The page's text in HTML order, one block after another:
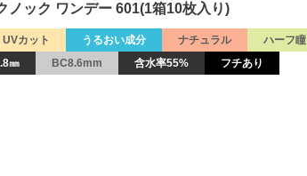
ック ワンデー 601(1箱10枚入り)
UVカット うるおい成分 ナチュラル ハーフ瞳
㎜ BC8.6mm 含水率55% フチあり